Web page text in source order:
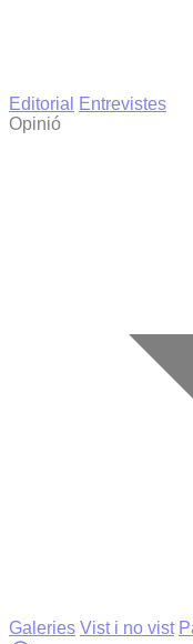
Editorial
Entrevistes
Opinió
Galeries Vist i no vist